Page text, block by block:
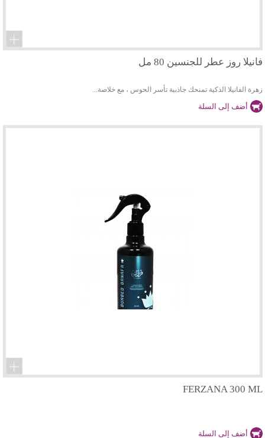
فانيلا روز عطر للجنسين 80 مل
زهرة الفانيلا الذكية تمنحك جاذبية تأسر الحوس ، مع خلاصة...
FERZANA 300 ML